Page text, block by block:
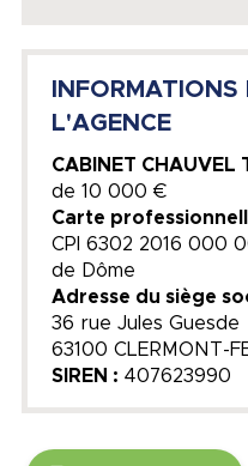
L'AGENCE
CABINET CHAUVEL
de 10 000 €
Carte
CPI 6302 2016 000
de Dôme
Adresse du siège
36 rue Jules Guesde
63100 CLERMONT-
SIREN : 407623990